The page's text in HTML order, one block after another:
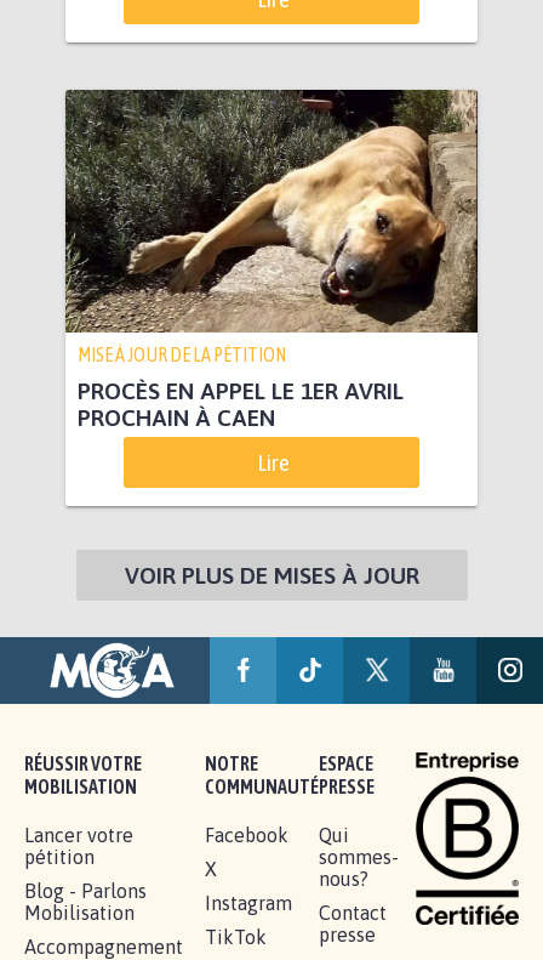
MISE À JOUR DE LA PÉTITION
PROCÈS EN APPEL LE 1ER AVRIL
PROCHAIN À CAEN
Lire
VOIR PLUS DE MISES À JOUR
RÉUSSIR VOTRE
MOBILISATION
Lancer votre
pétition
Blog - Parlons
Mobilisation
Accompagnement
NOTRE
COMMUNAUTÉ
Facebook
X
Instagram
TikTok
ESPACE
PRESSE
Qui
sommes-
nous?
Contact
presse